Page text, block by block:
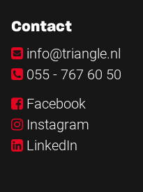
Contact
info@triangle.nl
055 - 767 60 50
Facebook
Instagram
LinkedIn